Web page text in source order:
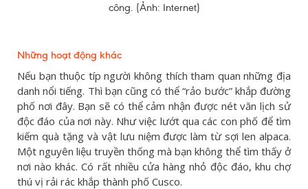
công. (Ảnh: Internet)
Những hoạt động khác
Nếu bạn thuộc típ người không thích tham quan những địa
danh nổi tiếng. Thì bạn cũng có thể “rảo bước” khắp đường
phố nơi đây. Bạn sẽ có thể cảm nhận được nét văn lịch sử
độc đáo của nơi này. Như việc lướt qua các con phố để tìm
kiếm quà tặng và vật lưu niệm được làm từ sợi len alpaca.
Một nguyên liệu truyền thống mà bạn không thể tìm thấy ở
nơi nào khác. Có rất nhiều cửa hàng nhỏ độc đáo, khu chợ
thú vị rải rác khắp thành phố Cusco.